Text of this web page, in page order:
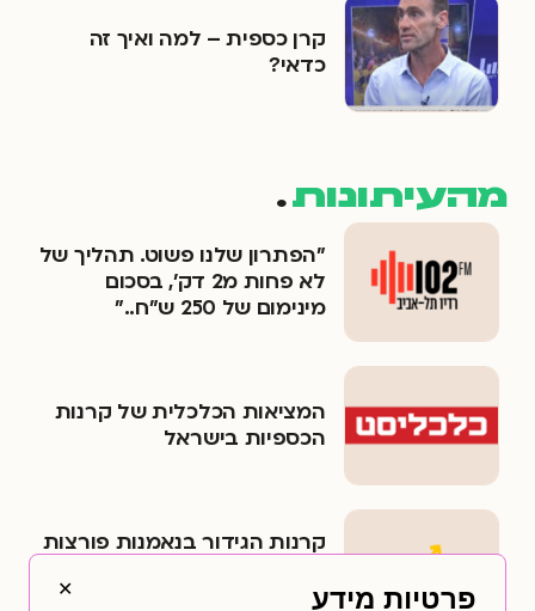
קרן כספית – למה ואיך זה
כדאי?
מהעיתונות.
״הפתרון שלנו פשוט. תהליך של
לא פחות מ2 דק׳, בסכום
מינימום של 250 ש״ח..״
המציאות הכלכלית של קרנות
הכספיות בישראל
קרנות הגידור בנאמנות פורצות
המסורתית
✕ פרטיות מידע